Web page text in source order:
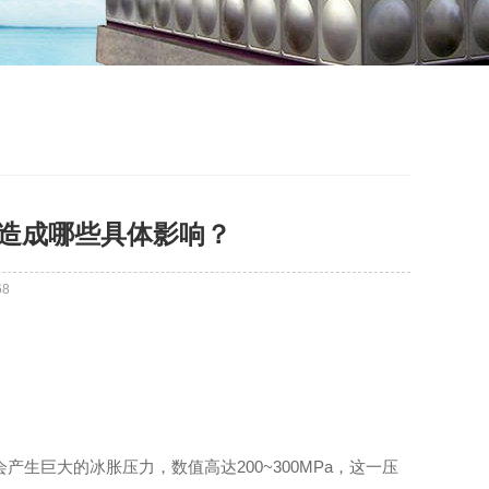
成哪些具体影响？
生巨大的冰胀压力，数值高达200~300MPa，这一压